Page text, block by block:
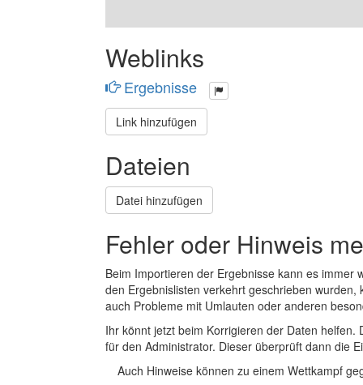
Weblinks
Ergebnisse
Link hinzufügen
Dateien
Datei hinzufügen
Fehler oder Hinweis
Beim Importieren der Ergebnisse kann es
den Ergebnislisten verkehrt geschrieben
auch Probleme mit Umlauten oder anderen
Ihr könnt jetzt beim Korrigieren der Daten
für den Administrator. Dieser überprüft dann die
Auch Hinweise können zu einem Wettkampf